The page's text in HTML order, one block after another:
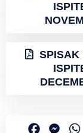
SPISAK
Facebook